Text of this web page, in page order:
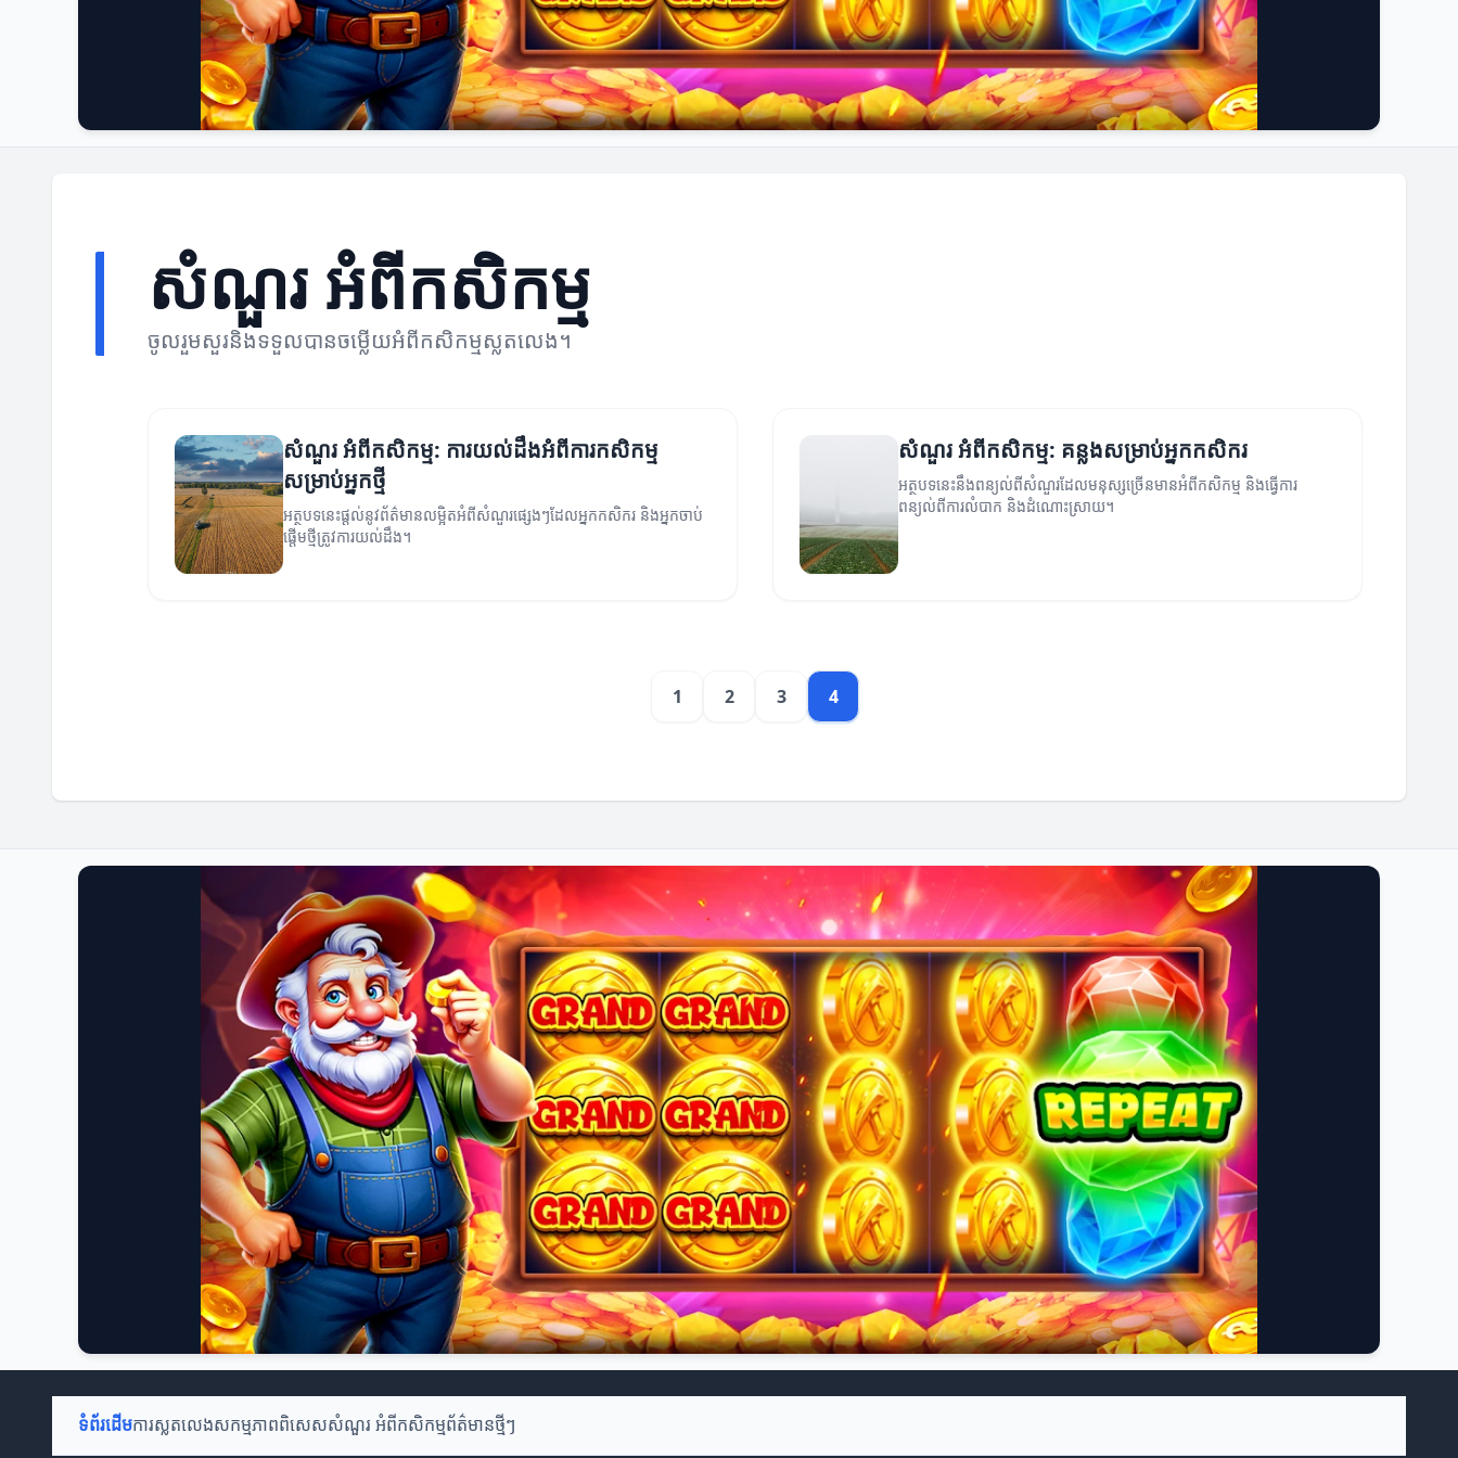
សំណួរ អំពីកសិកម្ម
ចូលរួមសួរនិងទទួលបានចម្លើយអំពីកសិកម្មស្លតលេង។
សំណួរ អំពីកសិកម្ម: ការយល់ដឹងអំពីការកសិកម្ម
សម្រាប់អ្នកថ្មី
អត្ថបទនេះផ្ដល់នូវព័ត៌មានលម្អិតអំពីសំណួរផ្សេងៗដែលអ្នកកសិករ និងអ្នកចាប់
ផ្តើមថ្មីត្រូវការយល់ដឹង។
សំណួរ អំពីកសិកម្ម: គន្លងសម្រាប់អ្នកកសិករ
អត្ថបទនេះនឹងពន្យល់ពីសំណួរដែលមនុស្សច្រើនមានអំពីកសិកម្ម និងធ្វើការ
ពន្យល់ពីការលំបាក និងដំណោះស្រាយ។
1 2 3 4
ទំព័រដើមការស្លតលេងសកម្មភាពពិសេសសំណួរ អំពីកសិកម្មព័ត៌មានថ្មីៗ